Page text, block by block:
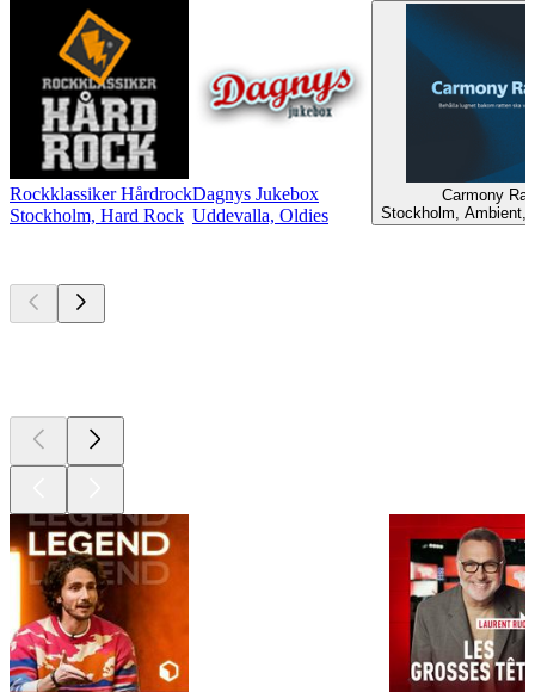
Rockklassiker Hårdrock
Stockholm, Hard Rock
Dagnys Jukebox
Uddevalla, Oldies
Carmony
Stockholm, Ambient,